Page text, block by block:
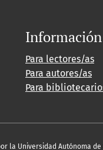
Información
Para lectores/as
Para autores/as
Para
la Universidad Autónoma